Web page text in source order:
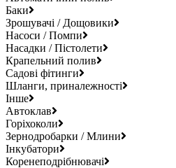
Баки
Зрошувачі / Дощовики
Насоси / Помпи
Насадки / Пістолети
Крапельний полив
Садові фітинги
Шланги, приналежності
Інше
Автоклав
Горіхоколи
Зернодробарки / Млини
Інкубатори
Коренеподрібнювачі